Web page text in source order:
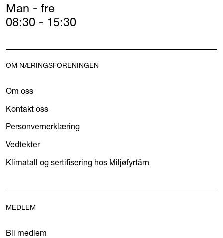
Man - fre
08:30 - 15:30
OM NÆRINGSFORENINGEN
Om oss
Kontakt oss
Personvernerklæring
Vedtekter
Klimatall og sertifisering hos Miljøfyrtårn
MEDLEM
Bli medlem